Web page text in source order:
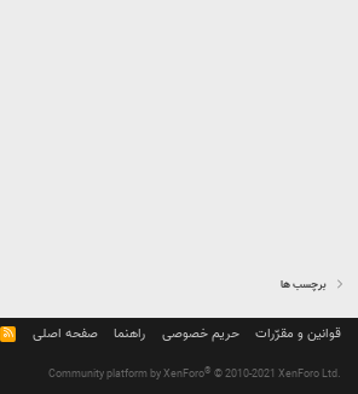
برچسب ها
قوانین و مقرّرات حریم خصوصی راهنما صفحه اصلی
R
S
Community platform by XenForo® © 2010-2021 XenForo Ltd.